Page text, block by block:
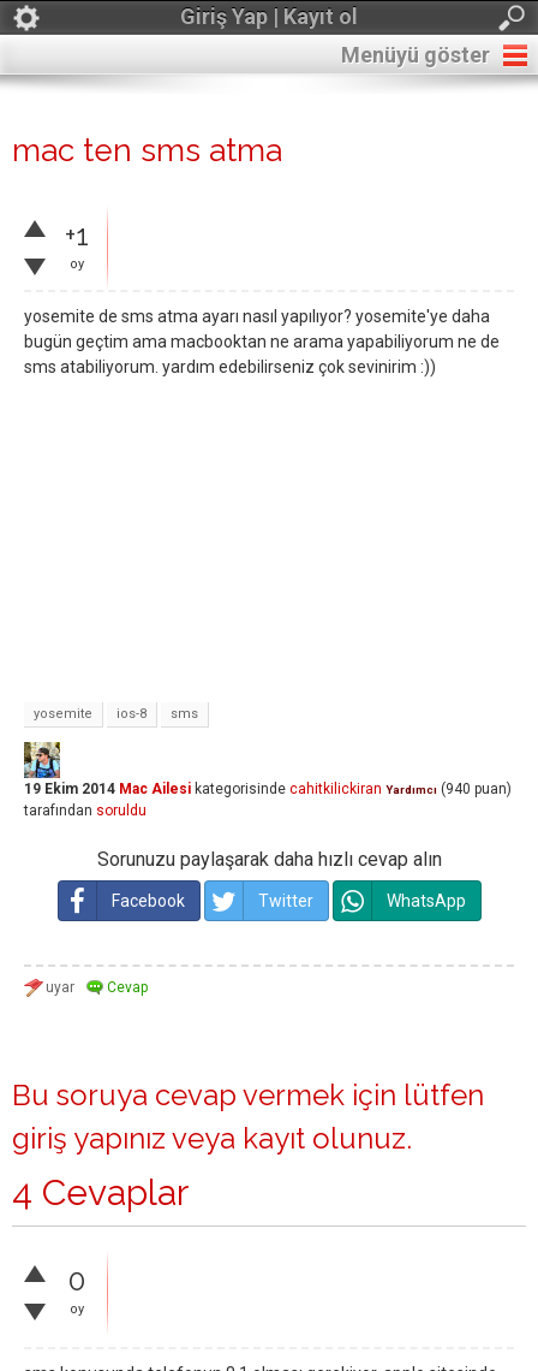
Giriş Yap | Kayıt ol
Menüyü göster
mac ten sms atma
+1
oy
yosemite de sms atma ayarı nasıl yapılıyor? yosemite'ye daha
bugün geçtim ama macbooktan ne arama yapabiliyorum ne de
sms atabiliyorum. yardım edebilirseniz çok sevinirim :))
yosemite ios-8 sms
19 Ekim 2014 Mac Ailesi kategorisinde cahitkilickiran Yardımcı (940 puan)
tarafından soruldu
Sorunuzu paylaşarak daha hızlı cevap alın
Facebook Twitter WhatsApp
Bu soruya cevap vermek için lütfen
giriş yapınız veya kayıt olunuz.
4 Cevaplar
0
oy